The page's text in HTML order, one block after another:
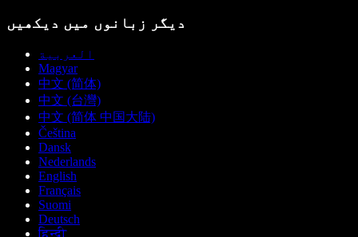
دیگر زبانوں میں دیکھیں
العربية
Magyar
中文 (简体)
中文 (台灣)
中文 (简体 中国大陆)
Čeština
Dansk
Nederlands
English
Français
Suomi
Deutsch
हिन्दी